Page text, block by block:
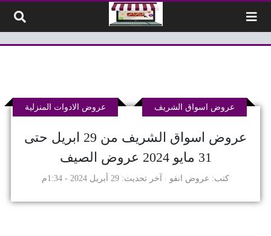
عروض اسواق الشريف من 29 ابريل حتى
31 مايو 2024 عروض الصيف
كتب عروض انفو
عروض اسواق الشريف عروض الادوات المنزلية
آخر تحديث 29 أبريل 2024 - 1:34م